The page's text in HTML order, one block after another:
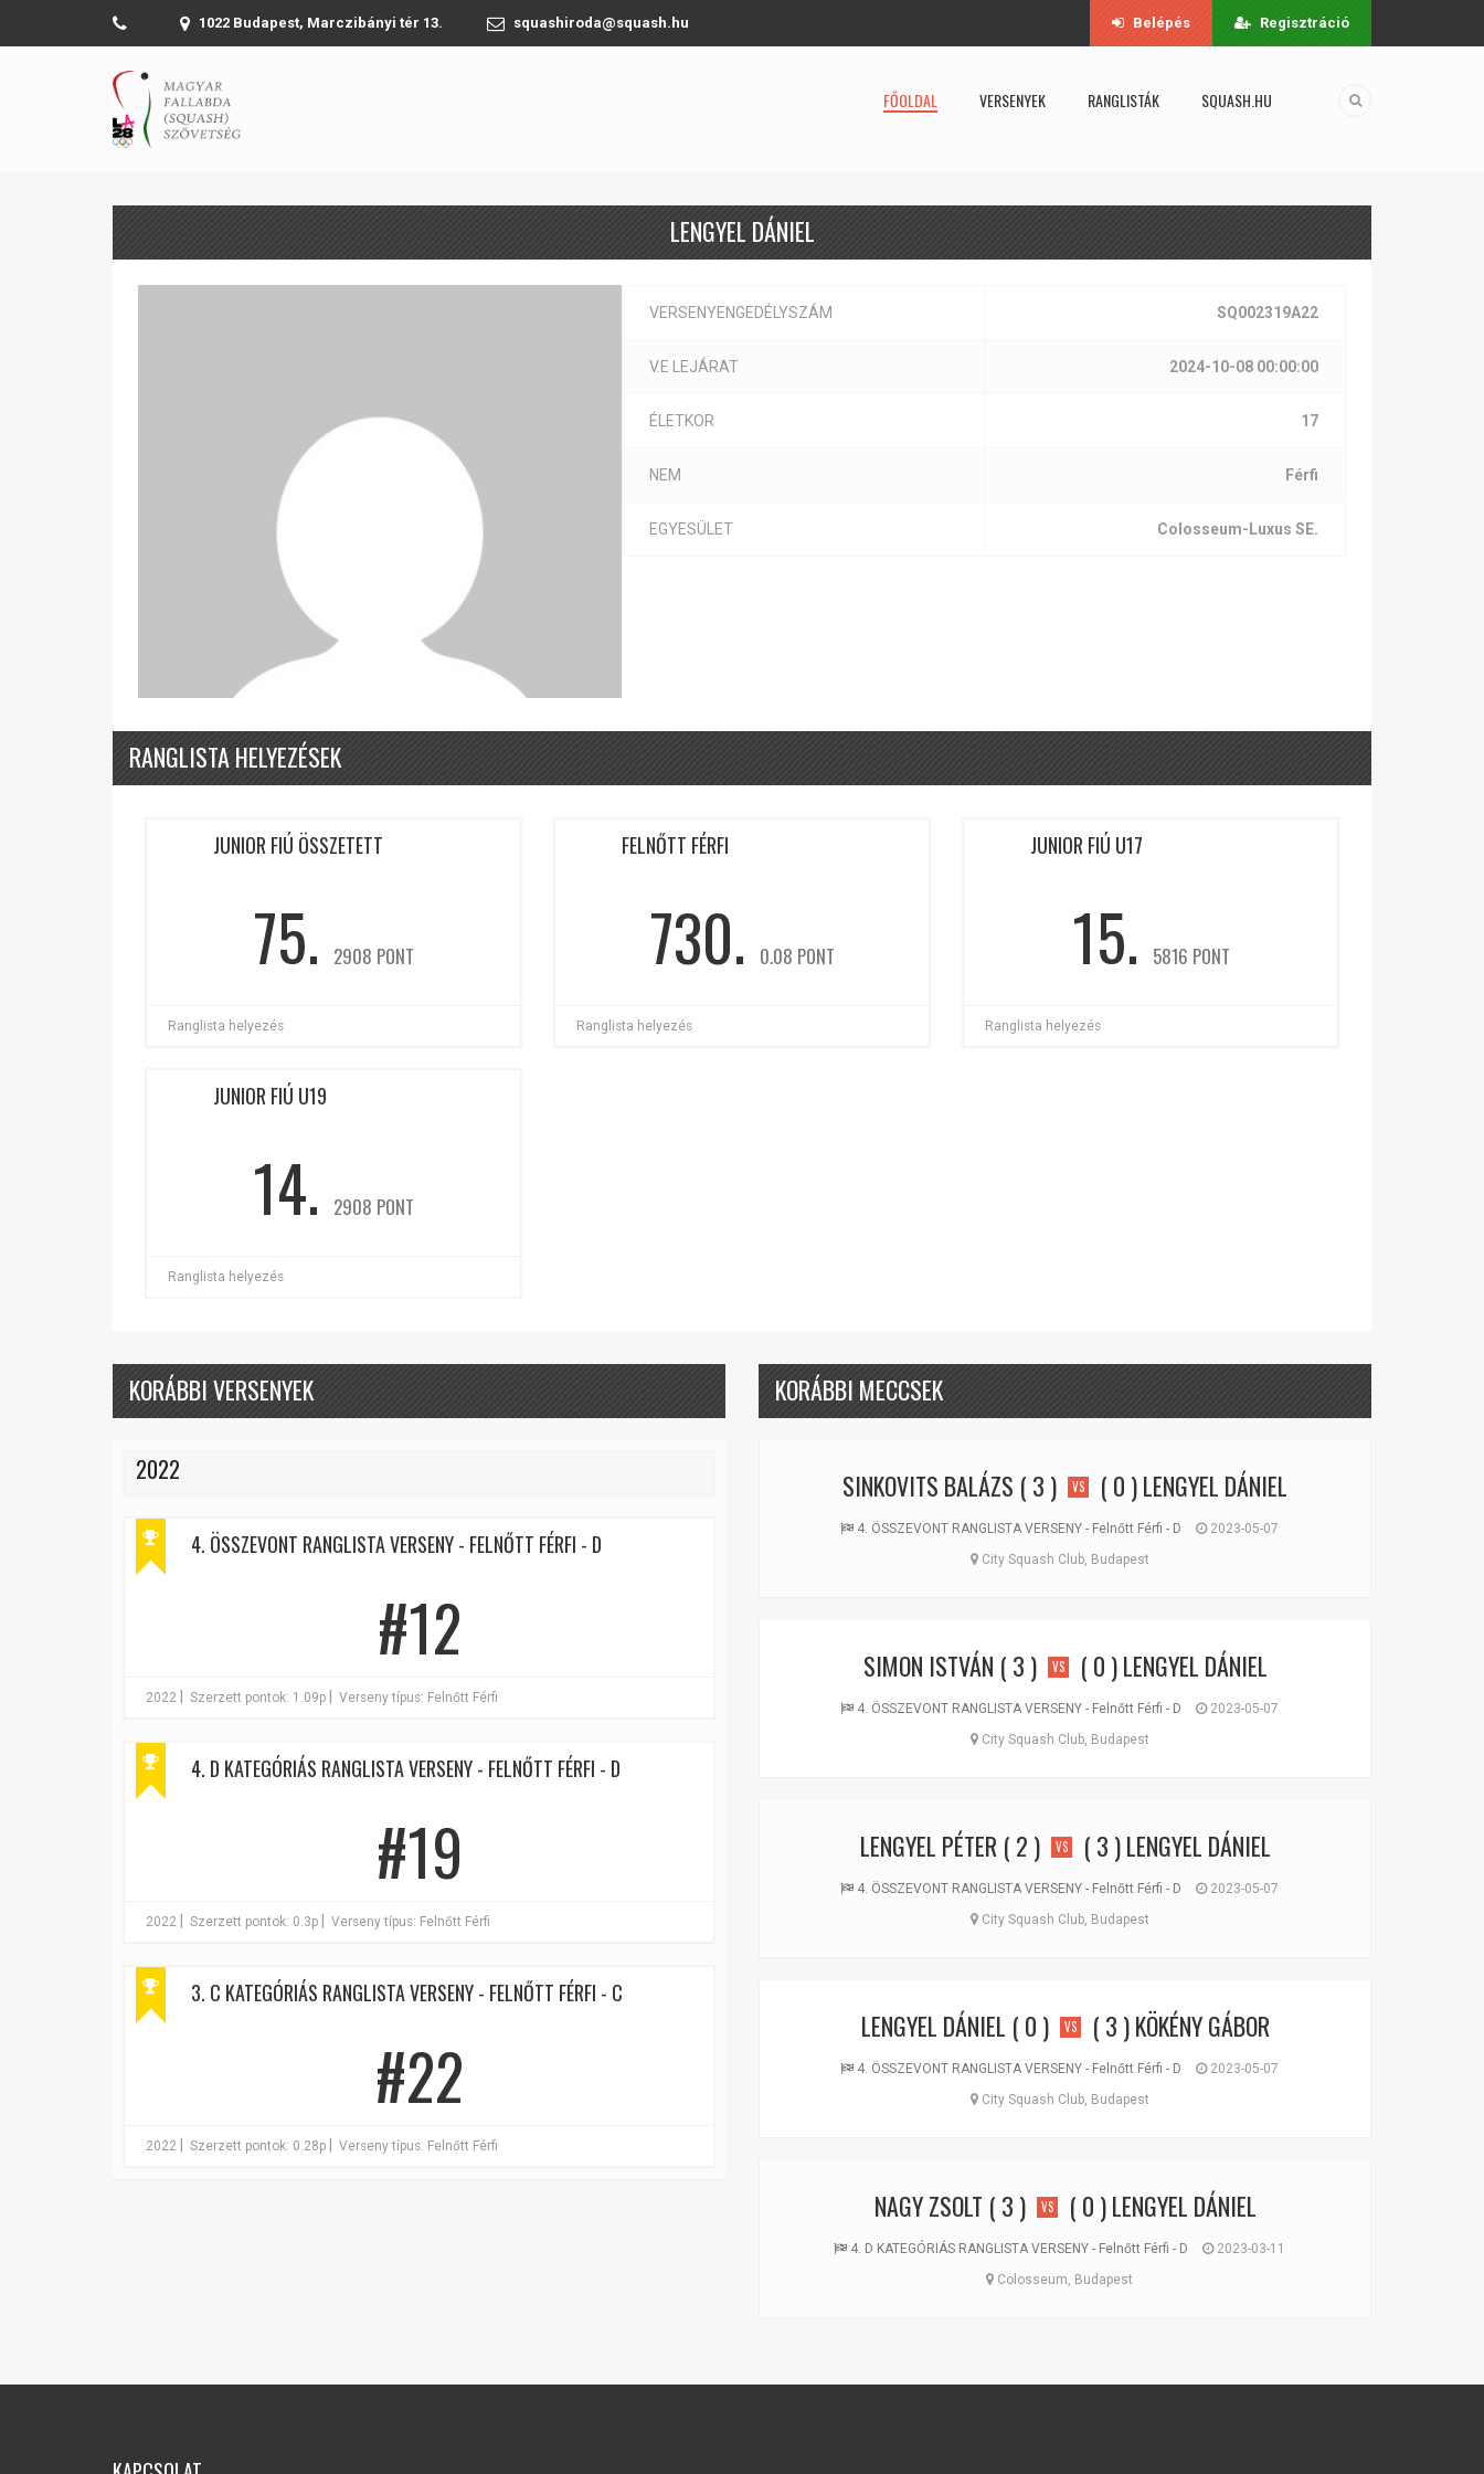
1022 Budapest, Marczibányi tér 13. squashiroda@squash.hu Belépés Regisztráció
FŐOLDAL VERSENYEK RANGLISTÁK SQUASH.HU
LENGYEL DÁNIEL
VERSENYENGEDÉLYSZÁM SQ002319A22
V.E LEJÁRAT 2024-10-08 00:00:00
ÉLETKOR 17
NEM Férfi
EGYESÜLET Colosseum-Luxus SE.
RANGLISTA HELYEZÉSEK
JUNIOR FIÚ ÖSSZETETT
75. 2908 PONT
Ranglista helyezés
FELNŐTT FÉRFI
730. 0.08 PONT
Ranglista helyezés
JUNIOR FIÚ U17
15. 5816 PONT
Ranglista helyezés
JUNIOR FIÚ U19
14. 2908 PONT
Ranglista helyezés
KORÁBBI VERSENYEK
2022
4. ÖSSZEVONT RANGLISTA VERSENY - FELNŐTT FÉRFI - D
#12
2022 Szerzett pontok: 1.09p Verseny típus: Felnőtt Férfi
4. D KATEGÓRIÁS RANGLISTA VERSENY - FELNŐTT FÉRFI - D
#19
2022 Szerzett pontok: 0.3p Verseny típus: Felnőtt Férfi
3. C KATEGÓRIÁS RANGLISTA VERSENY - FELNŐTT FÉRFI - C
#22
2022 Szerzett pontok: 0.28p Verseny típus: Felnőtt Férfi
KORÁBBI MECCSEK
SINKOVITS BALÁZS ( 3 ) VS ( 0 )LENGYEL DÁNIEL
4. ÖSSZEVONT RANGLISTA VERSENY - Felnőtt Férfi - D
2023-05-07
City Squash Club, Budapest
SIMON ISTVÁN ( 3 ) VS ( 0 )LENGYEL DÁNIEL
4. ÖSSZEVONT RANGLISTA VERSENY - Felnőtt Férfi - D
2023-05-07
City Squash Club, Budapest
LENGYEL PÉTER ( 2 ) VS ( 3 )LENGYEL DÁNIEL
4. ÖSSZEVONT RANGLISTA VERSENY - Felnőtt Férfi - D
2023-05-07
City Squash Club, Budapest
LENGYEL DÁNIEL ( 0 ) VS ( 3 )KÖKÉNY GÁBOR
4. ÖSSZEVONT RANGLISTA VERSENY - Felnőtt Férfi - D
2023-05-07
City Squash Club, Budapest
NAGY ZSOLT ( 3 ) VS ( 0 )LENGYEL DÁNIEL
4. D KATEGÓRIÁS RANGLISTA VERSENY - Felnőtt Férfi - D
2023-03-11
Colosseum, Budapest